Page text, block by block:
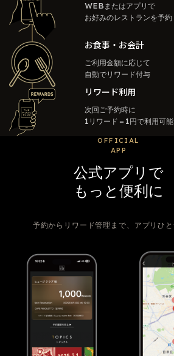
WEBまたはアプリで
お好みのレストランを予約
お食事・お会計
ご利用金額に応じて
自動でリワード付与
リワード利用
次回ご予約時に
1リワード＝1円で利用可能
OFFICIAL
APP
公式アプリで
もっと便利に